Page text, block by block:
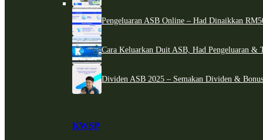
Pengeluaran ASB Online – Had Dinaikkan
Cara Keluarkan Duit ASB, Had Pengeluaran &
Dividen ASB 2025 – Semakan Dividen &
KWSP